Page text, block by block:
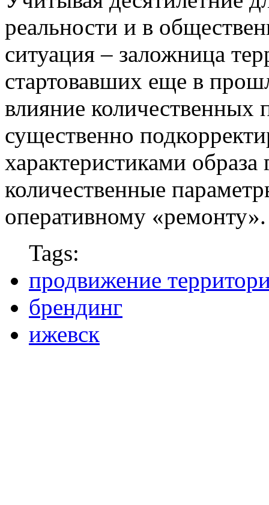
реальности и в
ситуация – заложница
стартовавших еще в
влияние количественных
существенно
характеристиками
количественные
оперативному
Tags:
продвижение
брендинг
ижевск